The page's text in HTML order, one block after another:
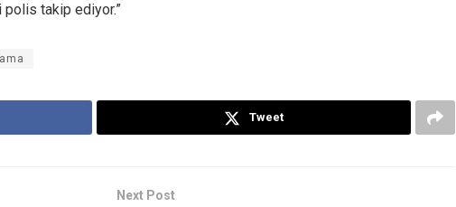
takip ediyor.”
Tweet
Next Post